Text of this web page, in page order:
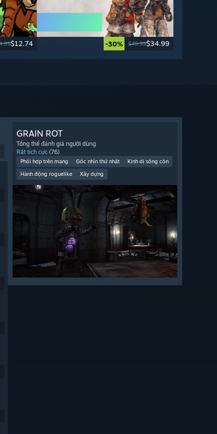
$12.74 -30% $49.99$34.99
GRAIN ROT
Tổng thể đánh giá người dùng
Rất tích cực (76)
Phối hợp trên mạng Góc nhìn thứ nhất
Kinh dị sống còn
Hành động roguelike
Xây dựng